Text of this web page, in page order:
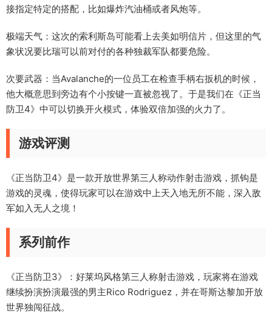
接指定特定的搭配，比如爆炸汽油桶或者风炮等。
极端天气：这次的索利斯岛可能看上去美如明信片，但这里的气
象状况要比瑞可以前对付的各种独裁军队都要危险。
次要武器：当Avalanche的一位员工在检查手柄右扳机的时候，
他大概意思到旁边有个小按键一直被忽视了。于是我们在《正当
防卫4》中可以切换开火模式，体验双倍加强的火力了。
游戏评测
《正当防卫4》是一款开放世界第三人称动作射击游戏，抓钩是
游戏的灵魂，使得玩家可以在游戏中上天入地无所不能，深入敌
军如入无人之境！
系列前作
《正当防卫3》：好莱坞风格第三人称射击游戏，玩家将在游戏
继续扮演扮演最强的男主Rico Rodriguez，并在哥斯达黎加开放
世界独闯征战。